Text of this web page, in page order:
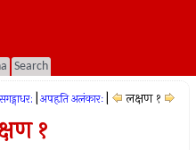
Search
अपहृति अलंकारः लक्षण १
१